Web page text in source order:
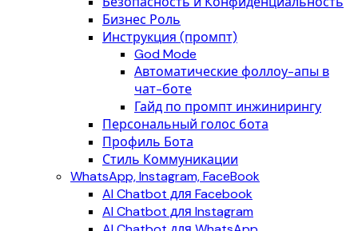
Бизнес Роль
Инструкция (промпт)
God Mode
Автоматические фоллоу-апы в
чат-боте
Гайд по промпт инжинирингу
Персональный голос бота
Профиль Бота
Стиль Коммуникации
WhatsApp, Instagram, FaceBook
AI Chatbot для Facebook
AI Chatbot для Instagram